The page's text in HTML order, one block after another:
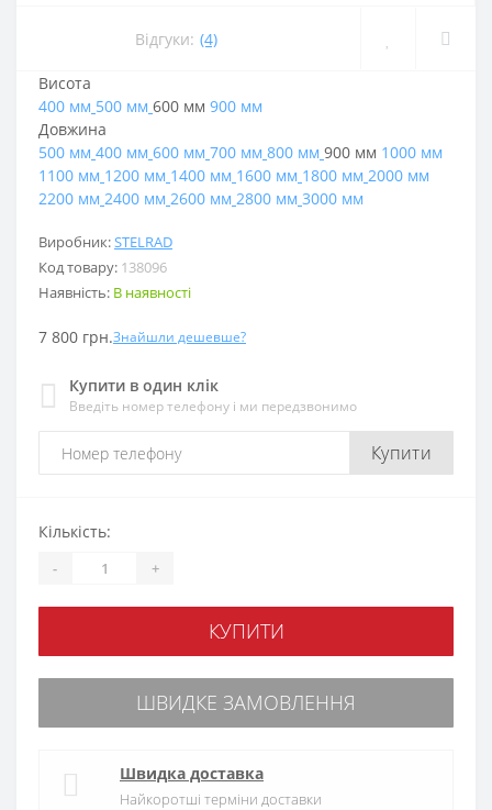
Відгуки: (4)
Виробник:STELRAD
Код товару: 138096
Наявність: В наявності
7 800 грн.Знайшли дешевше?
Купити в один клік
Введіть номер телефону і ми передзвонимо
Купити
Висота
400 мм 500 мм 600 мм 900 мм
Довжина
500 мм 400 мм 600 мм 700 мм 800 мм 900 мм 1000 мм
1100 мм 1200 мм 1400 мм 1600 мм 1800 мм 2000 мм
2200 мм 2400 мм 2600 мм 2800 мм 3000 мм
Кількість:
- +
КУПИТИ
ШВИДКЕ ЗАМОВЛЕННЯ
Швидка доставка
Найкоротші терміни доставки